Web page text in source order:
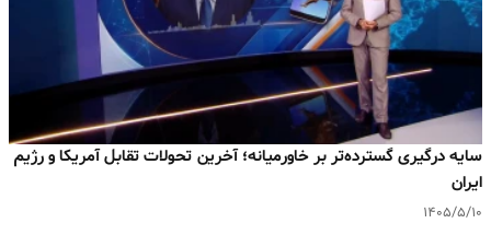
سایه درگیری گسترده‌تر بر خاورمیانه؛ آخرین تحولات تقابل آمریکا و رژیم
ایران
۱۴۰۵/۵/۱۰